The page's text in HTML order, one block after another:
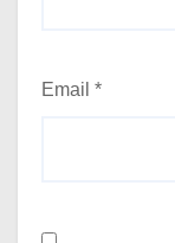
Email *